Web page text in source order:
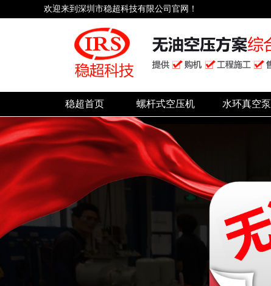
欢迎来到深圳市稳超科技有限公司官网！
稳超首页 螺杆式空压机 水环真空泵